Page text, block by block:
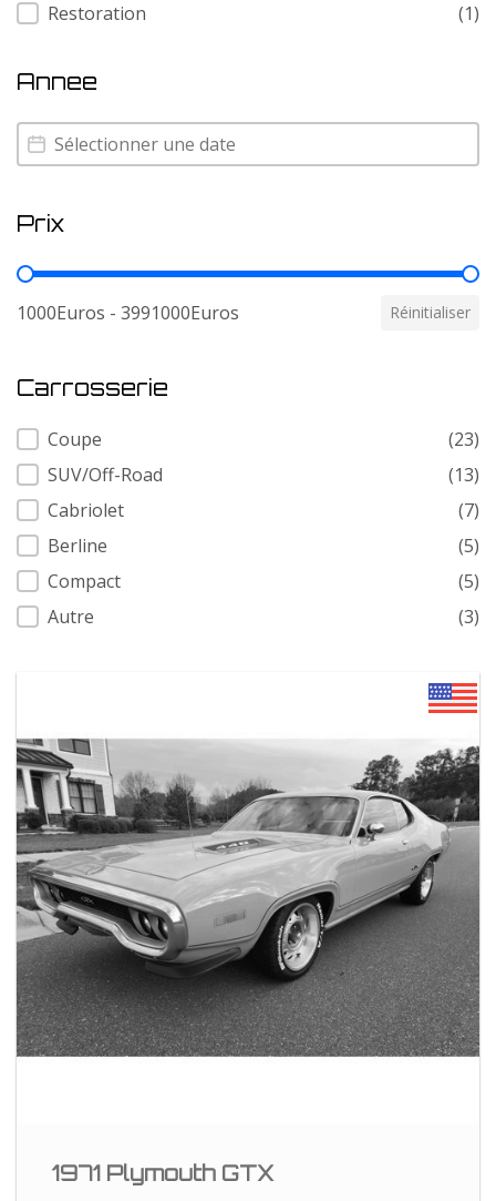
Restoration
(1)
Annee
Annee
Annee
Prix
Prix
1000Euros - 3991000Euros Réinitialiser
Carrosserie
Carrosserie
Coupe
(23)
SUV/Off-Road
(13)
Cabriolet
(7)
Berline
(5)
Compact
(5)
Autre
(3)
1971 Plymouth GTX